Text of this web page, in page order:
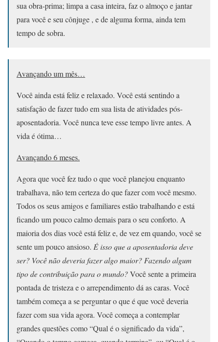
sua obra-prima; limpa a casa inteira, faz o almoço e jantar
para você e seu cônjuge , e de alguma forma, ainda tem
tempo de sobra.
Avançando um mês…
Você ainda está feliz e relaxado. Você está sentindo a
satisfação de fazer tudo em sua lista de atividades pós-
aposentadoria. Você nunca teve esse tempo livre antes. A
vida é ótima…
Avançando 6 meses.
Agora que você fez tudo o que você planejou enquanto
trabalhava, não tem certeza do que fazer com você mesmo.
Todos os seus amigos e familiares estão trabalhando e está
ficando um pouco calmo demais para o seu conforto. A
maioria dos dias você está feliz e, de vez em quando, você se
sente um pouco ansioso. É isso que a aposentadoria deve
ser? Você não deveria fazer algo maior? Fazendo algum
tipo de contribuição para o mundo?Você sente a primeira
pontada de tristeza e o arrependimento dá as caras. Você
também começa a se perguntar o que é que você deveria
fazer com sua vida agora. Você começa a contemplar
grandes questões como “Qual é o significado da vida”,